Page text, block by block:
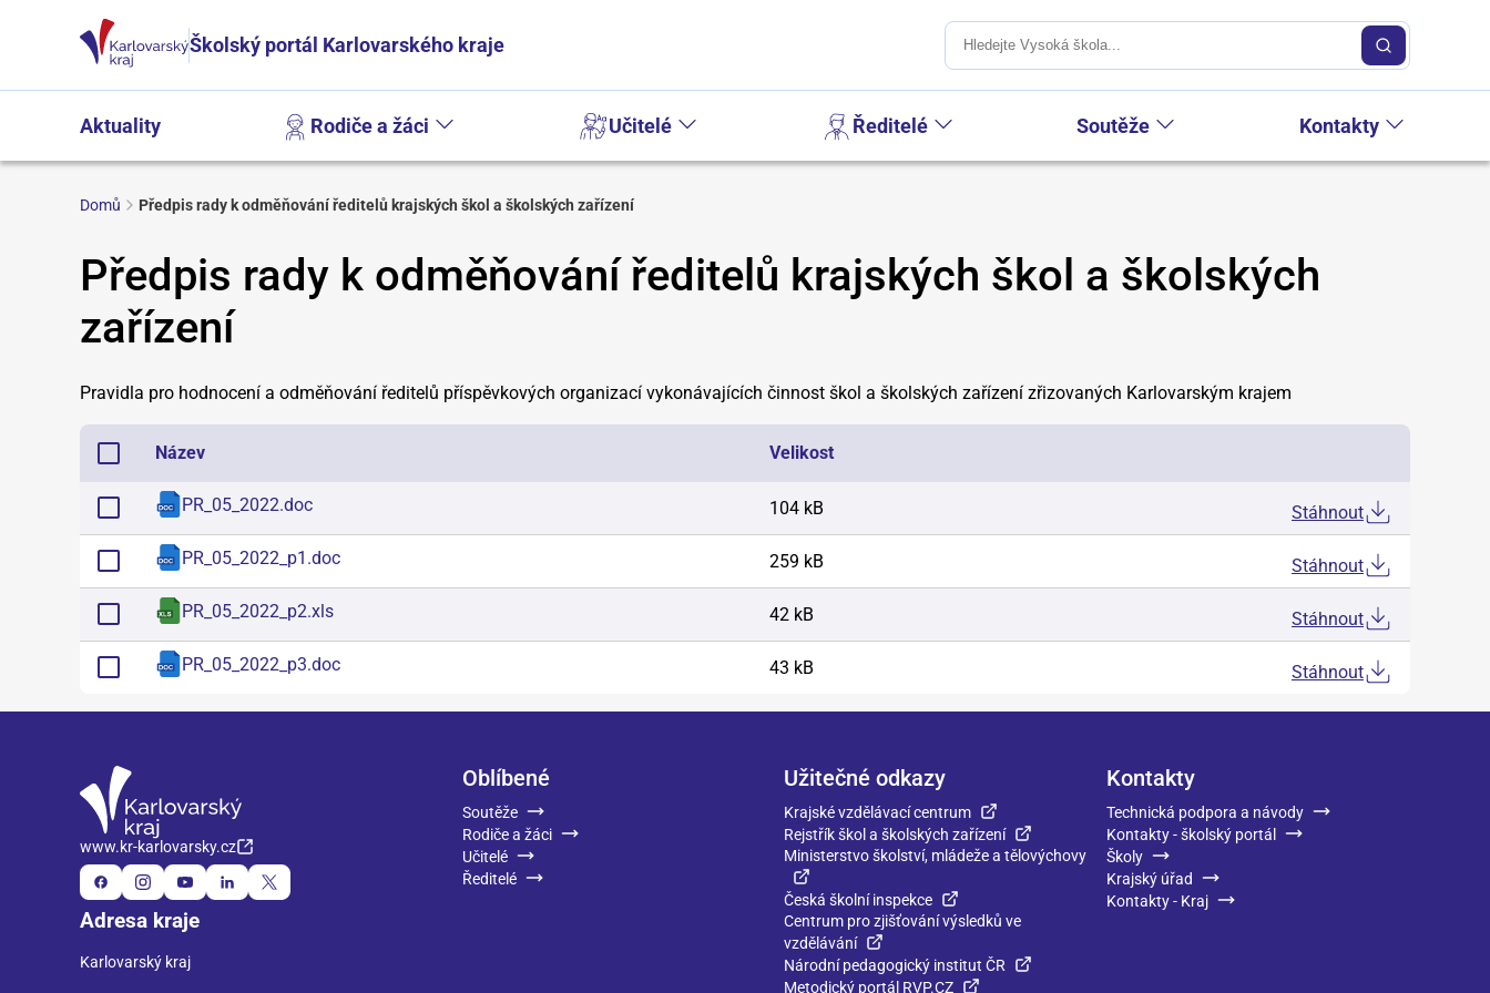
Školský portál Karlovarského kraje
Aktuality Rodiče a žáci Učitelé Ředitelé Soutěže Kontakty
Domů Předpis rady k odměňování ředitelů krajských škol a školských zařízení
Předpis rady k odměňování ředitelů krajských škol a školských
zařízení
Pravidla pro hodnocení a odměňování ředitelů příspěvkových organizací vykonávajících činnost škol a školských zařízení zřizovaných Karlovarským krajem
Název Velikost
PR_05_2022.doc 104 kB Stáhnout
PR_05_2022_p1 .doc 259 kB Stáhnout
PR_05_2022_p2.xls 42 kB Stáhnout
PR_05_2022_p3.doc 43 kB Stáhnout
www.kr-karlovarsky.cz
Adresa kraje
Karlovarský kraj
Oblíbené
Soutěže
Rodiče a žáci
Učitelé
Ředitelé
Užitečné odkazy
Krajské vzdělávací centrum
Rejstřík škol a školských zařízení
Ministerstvo školství, mládeže a tělovýchovy
Česká školní inspekce
Centrum pro zjišťování výsledků ve
vzdělávání
Národní pedagogický institut ČR
Metodický portál RVP.CZ
Kontakty
Technická podpora a návody
Kontakty - školský portál
Školy
Krajský úřad
Kontakty - Kraj